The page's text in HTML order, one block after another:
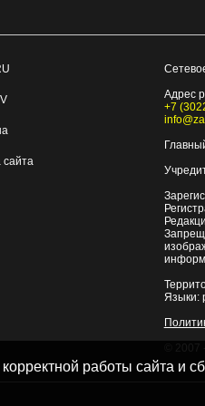
сайта
Адрес
+7
Языки:
работы сайта и